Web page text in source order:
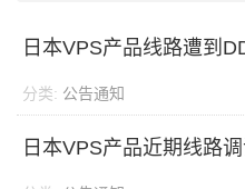
日本VPS产品线路遭到
分类: 公告通知
日本VPS产品近期线路